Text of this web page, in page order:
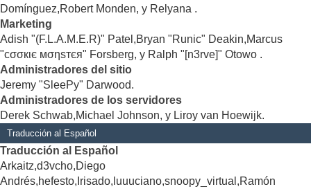
Domínguez,Robert Monden, y Relyana .
Marketing
Adish "(F.L.A.M.E.R)" Patel,Bryan "Runic" Deakin,Marcus
"cσσкιє мσηѕтєя" Forsberg, y Ralph "[n3rve]" Otowo .
Administradores del sitio
Jeremy "SleePy" Darwood.
Administradores de los servidores
Derek Schwab,Michael Johnson, y Liroy van Hoewijk.
Traducción al Español
Traducción al Español
Arkaitz,d3vcho,Diego
Andrés,hefesto,Irisado,luuuciano,snoopy_virtual,Ramón